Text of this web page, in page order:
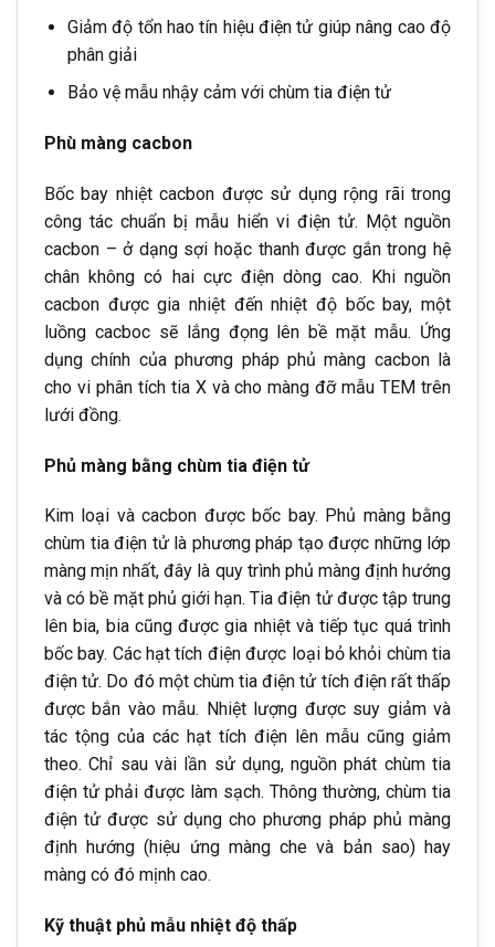
Giảm độ tổn hao tín hiệu điện tử giúp nâng cao độ
phân giải
Bảo vệ mẫu nhậy cảm với chùm tia điện tử
Phù màng cacbon
Bốc bay nhiệt cacbon được sử dụng rộng rãi trong
công tác chuẩn bị mẫu hiển vi điện tử. Một nguồn
cacbon – ở dạng sợi hoặc thanh được gắn trong hệ
chân không có hai cực điện dòng cao. Khi nguồn
cacbon được gia nhiệt đến nhiệt độ bốc bay, một
luồng cacboc sẽ lắng đọng lên bề mặt mẫu. Ứng
dụng chính của phương pháp phủ màng cacbon là
cho vi phân tích tia X và cho màng đỡ mẫu TEM trên
lưới đồng.
Phủ màng bằng chùm tia điện tử
Kim loại và cacbon được bốc bay. Phủ màng bằng
chùm tia điện tử là phương pháp tạo được những lớp
màng mịn nhất, đây là quy trình phủ màng định hướng
và có bề mặt phủ giới hạn. Tia điện tử được tập trung
lên bia, bia cũng được gia nhiệt và tiếp tục quá trình
bốc bay. Các hạt tích điện được loại bỏ khỏi chùm tia
điện tử. Do đó một chùm tia điện tử tích điện rất thấp
được bắn vào mẫu. Nhiệt lượng được suy giảm và
tác tộng của các hạt tích điện lên mẫu cũng giảm
theo. Chỉ sau vài lần sử dụng, nguồn phát chùm tia
điện tử phải được làm sạch. Thông thường, chùm tia
điện tử được sử dụng cho phương pháp phủ màng
định hướng (hiệu ứng màng che và bản sao) hay
màng có đó mịnh cao.
Kỹ thuật phủ mẫu nhiệt độ thấp